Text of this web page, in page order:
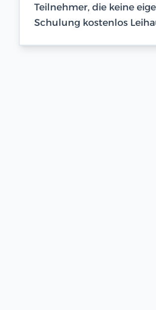
Teilnehmer, die keine
Schulung kostenlos